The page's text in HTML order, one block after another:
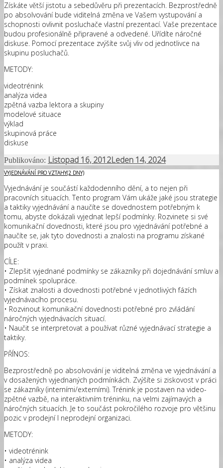
Získáte větší jistotu a sebedůvěru při prezentacích. Bezprostředně
po absolvování bude viditelná změna ve Vašem vystupování a
schopnosti ovlivnit posluchače vlastní prezentací. Vaše prezentace
budou profesionálně připravené a odvedené. Uřídíte náročné
diskuse. Pomocí prezentace zvýšíte svůj vliv od jednotlivce na
skupinu posluchačů.
METODY:
videotrénink
analýza videa
zpětná vazba lektora a skupiny
modelové situace
výklad
skupinová práce
diskuse
Publikováno: Listopad 16, 2012Leden 14, 2024
VYJEDNÁVÁNÍ PRO VZTAHY(2 DNY)
Vyjednávání je součástí každodenního dění, a to nejen při
pracovních situacích. Tento program Vám ukáže jaké jsou strategie
a taktiky vyjednávání a naučíte se dovednostem potřebným k
tomu, abyste dokázali vyjednat lepší podmínky. Rozvinete si své
komunikační dovednosti, které jsou pro vyjednávání potřebné a
naučíte se, jak tyto dovednosti a znalosti na programu získané
použít v praxi.
CÍLE:
• Zlepšit vyjednané podmínky se zákazníky při dojednávání smluv a
podmínek spolupráce.
• Získat znalosti a dovednosti potřebné v jednotlivých fázích
vyjednávacího procesu.
• Rozvinout komunikační dovednosti potřebné pro zvládání
náročných vyjednávacích situací.
• Naučit se interpretovat a používat různé vyjednávací strategie a
taktiky.
PŘÍNOS:
Bezprostředně po absolvování je viditelná změna ve vyjednávání a
v dosažených vyjednaných podmínkách. Zvýšíte si ziskovost v práci
se zákazníky (interními/externími). Trénink je postaven na video-
zpětné vazbě, na interaktivním tréninku, na velmi zajímavých a
náročných situacích. Je to součást pokročilého rozvoje pro většinu
pozic v prodejní I neprodejní organizaci.
METODY:
• videotrénink
• analýza videa